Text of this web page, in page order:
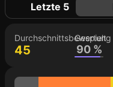
Letzte 5
Durchschnittsbewertung
45
Gespielt
90 %